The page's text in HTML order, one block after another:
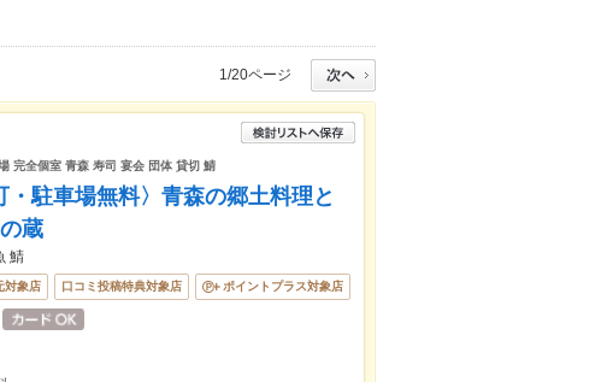
1/20ページ
完全個室 青森 寿司 宴会 団体 貸切 鯖
・駐車場無料〉青森の郷土料理と
蔵
鯖
対象店 口コミ投稿特典対象店 ポイントプラス対象店